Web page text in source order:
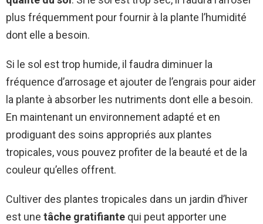
plus fréquemment pour fournir à la plante l’humidité
dont elle a besoin.
Si le sol est trop humide, il faudra diminuer la
fréquence d’arrosage et ajouter de l’engrais pour aider
la plante à absorber les nutriments dont elle a besoin.
En maintenant un environnement adapté et en
prodiguant des soins appropriés aux plantes
tropicales, vous pouvez profiter de la beauté et de la
couleur qu’elles offrent.
Cultiver des plantes tropicales dans un jardin d’hiver
est une tâche gratifiante qui peut apporter une